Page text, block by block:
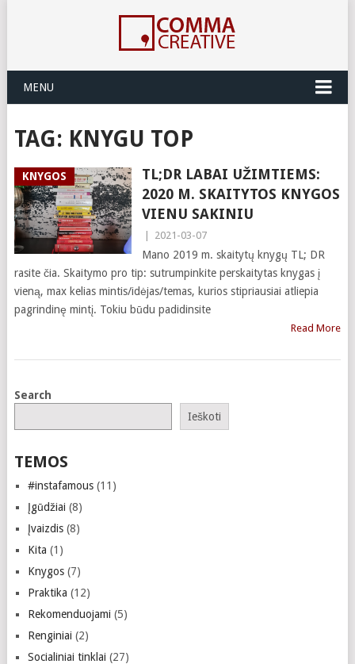
MENU
TAG: KNYGU TOP
KNYGOS
TL;DR LABAI UŽIMTIEMS:
2020 M. SKAITYTOS KNYGOS
VIENU SAKINIU
2021-03-07
Mano 2019 m. skaitytų knygų TL; DR
rasite čia. Skaitymo pro tip: sutrumpinkite perskaitytas knygas į
vieną, max kelias mintis/idėjas/temas, kurios stipriausiai atliepia
pagrindinę mintį. Tokiu būdu padidinsite
Read More
Search
Ieškoti
TEMOS
#instafamous(11)
Įgūdžiai (8)
Įvaizdis(8)
Kita (1)
Knygos(7)
Praktika (12)
Rekomenduojami (5)
Renginiai (2)
Socialiniai tinklai (27)